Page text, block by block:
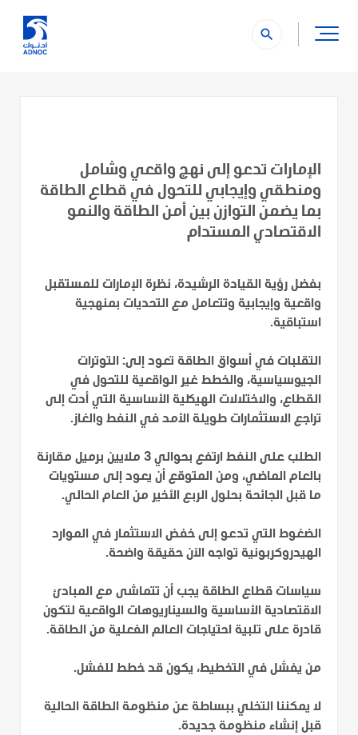
search
الإمارات تدعو إلى نهج واقعي وشامل
ومنطقي وإيجابي للتحول في قطاع الطاقة
بما يضمن التوازن بين أمن الطاقة والنمو
الاقتصادي المستدام
بفضل رؤية القيادة الرشيدة، نظرة الإمارات للمستقبل
واقعية وإيجابية وتتعامل مع التحديات بمنهجية
استباقية.
التقلبات في أسواق الطاقة تعود إلى: التوترات
الجيوسياسية، والخطط غير الواقعية للتحول في
القطاع، والاختلالات الهيكلية الأساسية التي أدت إلى
تراجع الاستثمارات طويلة الأمد في النفط والغاز.
الطلب على النفط ارتفع بحوالي 3 ملايين برميل مقارنة
بالعام الماضي، ومن المتوقع أن يعود إلى مستويات
ما قبل الجائحة بحلول الربع الأخير من العام الحالي.
الضغوط التي تدعو إلى خفض الاستثمار في الموارد
الهيدروكربونية تواجه الآن حقيقة واضحة.
سياسات قطاع الطاقة يجب أن تتماشى مع المبادئ
الاقتصادية الأساسية والسيناريوهات الواقعية لتكون
قادرة على تلبية احتياجات العالم الفعلية من الطاقة.
من يفشل في التخطيط، يكون قد خطط للفشل.
لا يمكننا التخلي ببساطة عن منظومة الطاقة الحالية
قبل إنشاء منظومة جديدة.